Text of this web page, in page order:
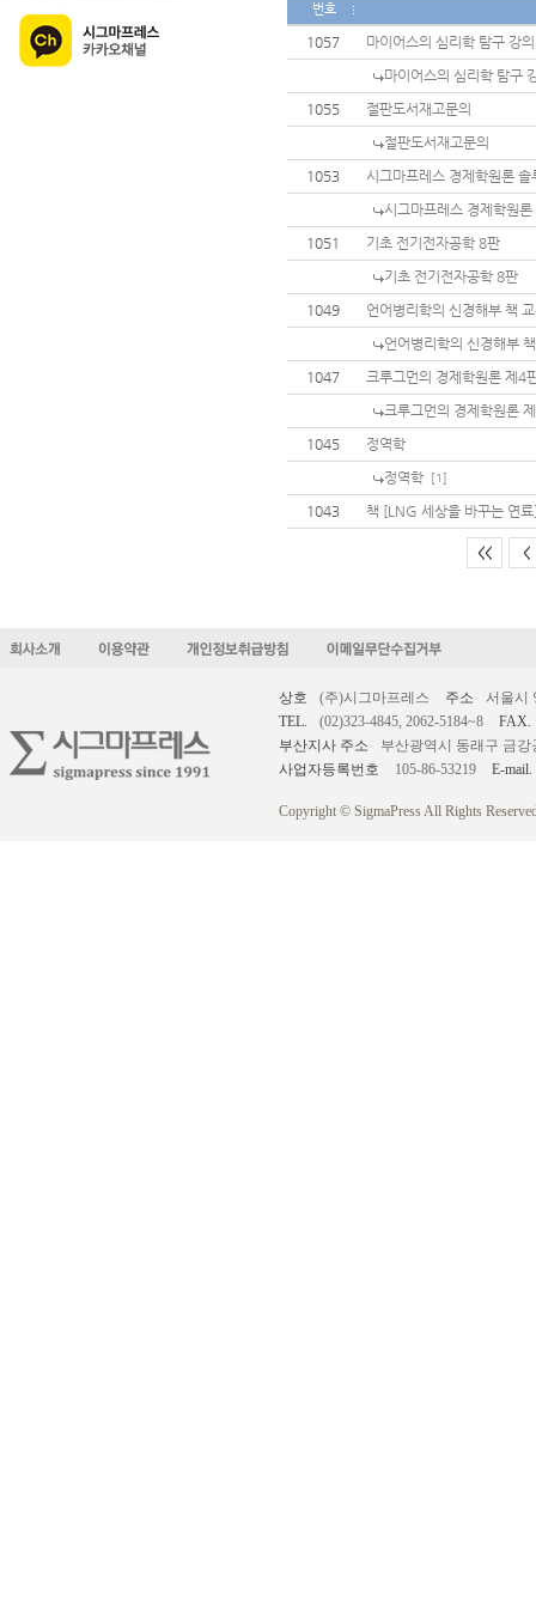
번호
1057
마이어스의 심리학 탐구 강
마이어스의 심리학 탐구
1055
절판도서재고문의
절판도서재고문의
1053
시그마프레스 경제학원론 솔
시그마프레스 경제학원론
1051
기초 전기전자공학 8판
기초 전기전자공학 8판
1049
언어병리학의 신경해부 책
언어병리학의 신경해부
1047
크루그먼의 경제학원론 제4
크루그먼의 경제학원론
1045
정역학
정역학 [1]
1043 책 [LNG 세상을 바꾸는 연
<< <
상호 (주)시그마프레스 주소
서울시
TEL.
(02)323-4845, 2062-5184~8
FAX.
부산지사 주소
부산광역시 동래구 금강
사업자등록번호
105-86-53219 E-mail.
Copyright © SigmaPress All Rights